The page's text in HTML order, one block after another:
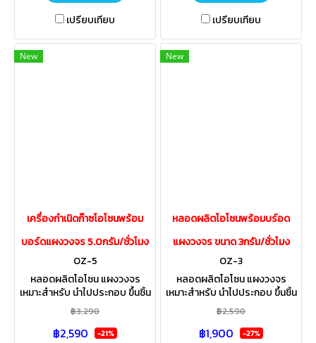
เปรียบเทียบ
เปรียบเทียบ
New
เครื่องกำเนิดก๊าซโอโซนพร้อม
บอร์ดแผงวงจร 5.0กรัม/ชั่วโมง
OZ-5
หลอดผลิตโอโซน แผงวงจร
เหมาะสำหรับ นำไปประกอบ ขึ้นชิ้น
งาน ตามความเหมาะสม กับสภาพ
สิ่งแวดล้อม ในพื้นที่นั้นๆ ใช้ได้ทั้ง
น้ำและอากาศ
฿3,290
฿2,590 -21%
New
หลอดผลิตโอโซนพร้อมบร์อด
แผงวงจร ขนาด 3กรัม/ชั่วโมง
OZ-3
หลอดผลิตโอโซน แผงวงจร
เหมาะสำหรับ นำไปประกอบ ขึ้นชิ้น
งาน ตามความเหมาะสม กับสภาพ
สิ่งแวดล้อม ในพื้นที่นั้นๆ ใช้ได้ทั้ง
น้ำและอากาศ
฿2,590
฿1,900 -27%